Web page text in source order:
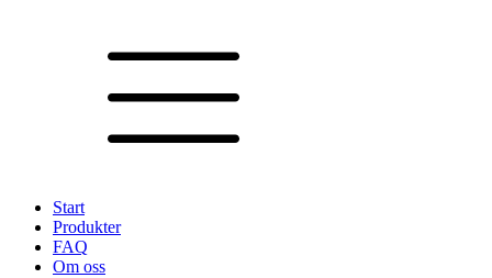
Start
Produkter
FAQ
Om oss